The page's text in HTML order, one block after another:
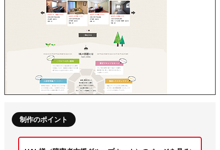
制作のポイント